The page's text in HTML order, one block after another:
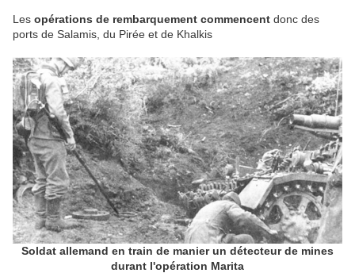
Les opérations de rembarquement commencent donc des
ports de Salamis, du Pirée et de Khalkis
Soldat allemand en train de manier un détecteur de mines
durant l'opération Marita